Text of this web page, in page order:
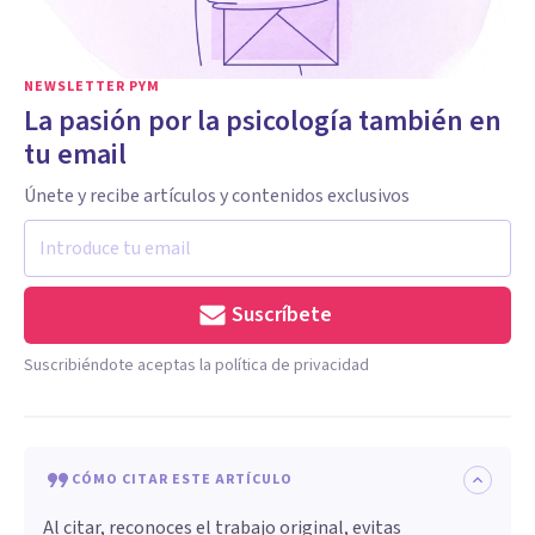
NEWSLETTER PYM
La pasión por la psicología también en
tu email
Únete y recibe artículos y contenidos exclusivos
Suscríbete
Suscribiéndote aceptas la política de privacidad
CÓMO CITAR ESTE ARTÍCULO
Al citar, reconoces el trabajo original, evitas